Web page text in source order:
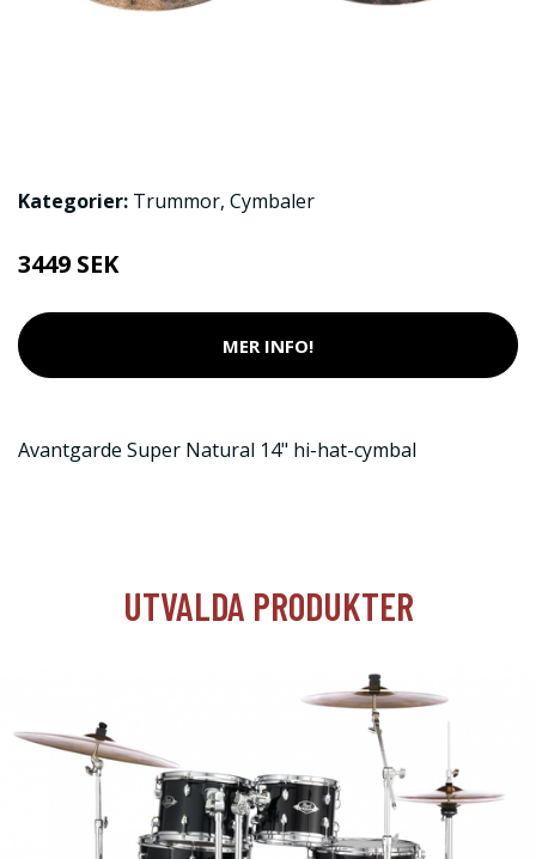
Kategorier: Trummor, Cymbaler
3449 SEK
MER INFO!
Avantgarde Super Natural 14" hi-hat-cymbal
UTVALDA PRODUKTER